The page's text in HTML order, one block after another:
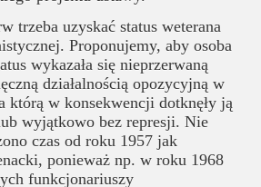
trzeba uzyskać status weterana
Proponujemy, aby osoba
wykazała się nieprzerwaną
działalnością opozycyjną w
którą w konsekwencji dotknęły ją
wyjątkowo bez represji. Nie
czas od roku 1957 jak
ponieważ np. w roku 1968
funkcjonariuszy